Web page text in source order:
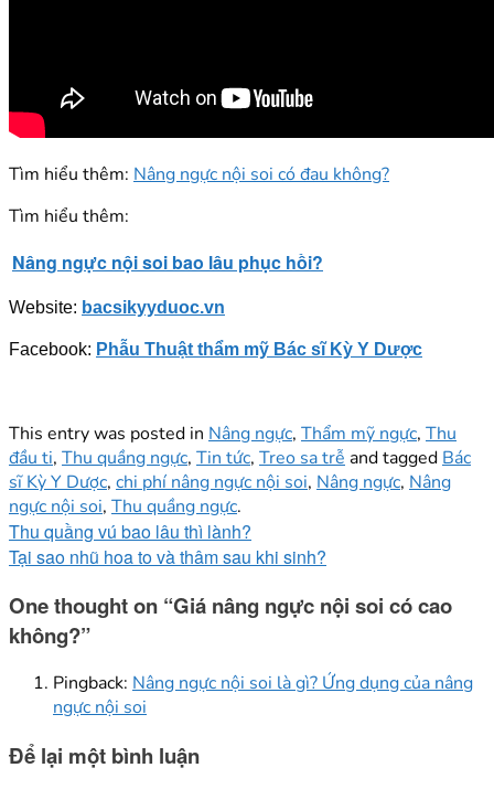
Tìm hiểu thêm: Nâng ngực nội soi có đau không?
Tìm hiểu thêm:
Nâng ngực nội soi bao lâu phục hồi?
Website: bacsikyyduoc.vn
Facebook: Phẫu Thuật thẩm mỹ Bác sĩ Kỳ Y Dược
This entry was posted in Nâng ngực, Thẩm mỹ ngực, Thu
đầu ti, Thu quầng ngực, Tin tức, Treo sa trễand taggedBác
sĩ Kỳ Y Dược, chi phí nâng ngực nội soi, Nâng ngực, Nâng
ngực nội soi, Thu quầng ngực.
Thu quầng vú bao lâu thì lành?
Tại sao nhũ hoa to và thâm sau khi sinh?
One thought on “Giá nâng ngực nội soi có cao
không?”
Pingback: Nâng ngực nội soi là gì? Ứng dụng của nâng
ngực nội soi
Để lại một bình luận